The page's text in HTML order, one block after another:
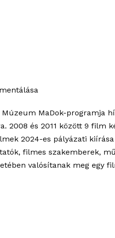
MaDok-programja
2008 és 2011 között 9 film
2024-es pályázati
filmes szakemberek,
valósítanak meg egy